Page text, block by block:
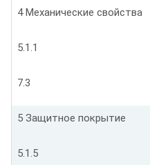
4 Механические свойства
5.1.1
7.3
5 Защитное покрытие
5.1.5